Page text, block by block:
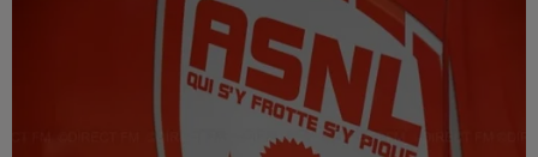
Club organise son open de fléchettes au shop in
beers de Moulins-Les-Metz. Au programme,